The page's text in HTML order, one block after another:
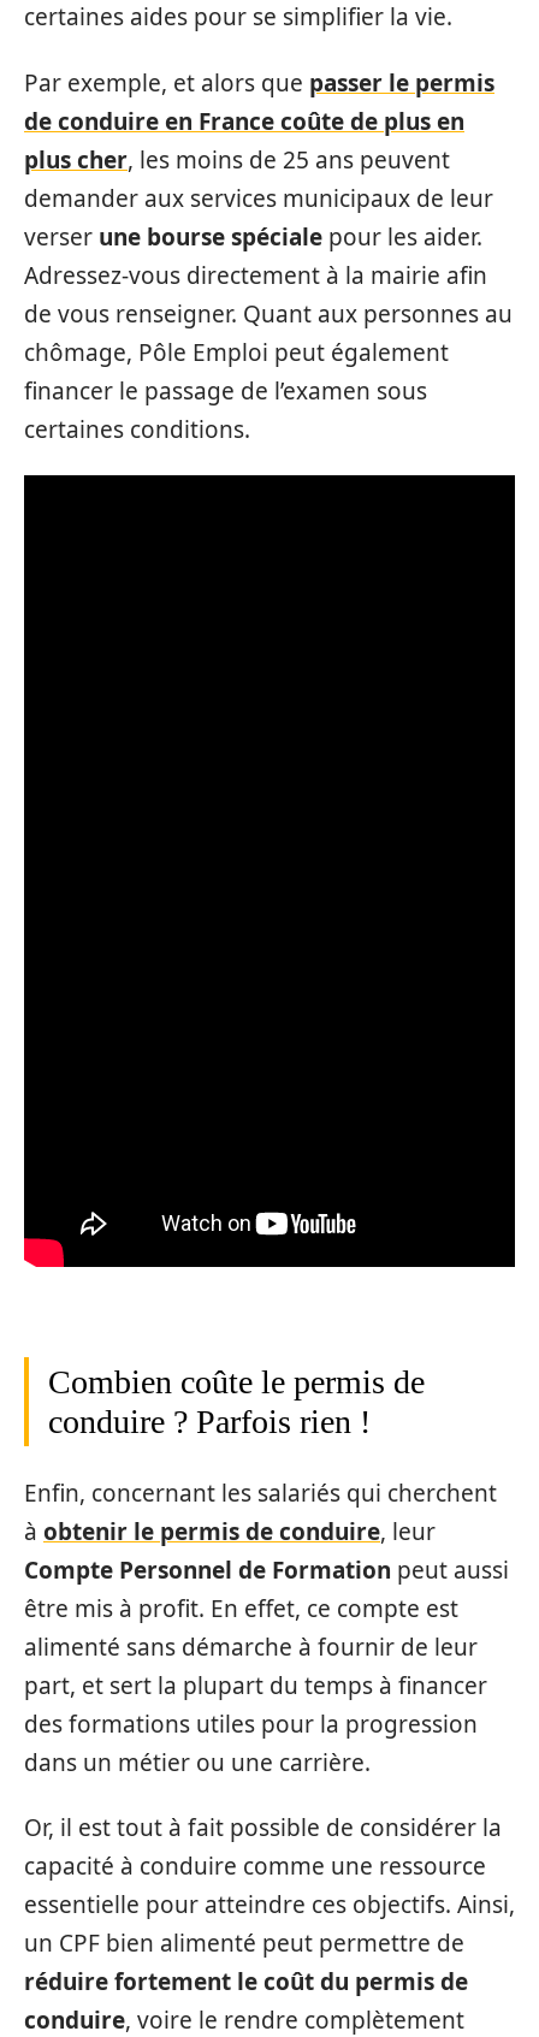
certaines aides pour se simplifier la vie.
Par exemple, et alors que passer le permis
de conduire en France coûte de plus en
plus cher, les moins de 25 ans peuvent
demander aux services municipaux de leur
verser une bourse spéciale pour les aider.
Adressez-vous directement à la mairie afin
de vous renseigner. Quant aux personnes au
chômage, Pôle Emploi peut également
financer le passage de l’examen sous
certaines conditions.
Combien coûte le permis de
conduire ? Parfois rien !
Enfin, concernant les salariés qui cherchent
à obtenir le permis de conduire, leur
Compte Personnel de Formation peut aussi
être mis à profit. En effet, ce compte est
alimenté sans démarche à fournir de leur
part, et sert la plupart du temps à financer
des formations utiles pour la progression
dans un métier ou une carrière.
Or, il est tout à fait possible de considérer la
capacité à conduire comme une ressource
essentielle pour atteindre ces objectifs. Ainsi,
un CPF bien alimenté peut permettre de
réduire fortement le coût du permis de
conduire, voire le rendre complètement